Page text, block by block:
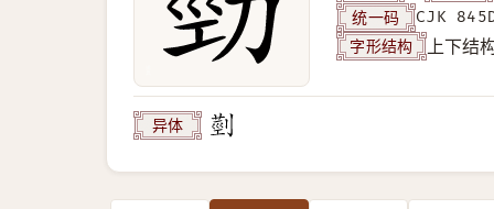
统一码 CJK
字形结构 上下结
异体